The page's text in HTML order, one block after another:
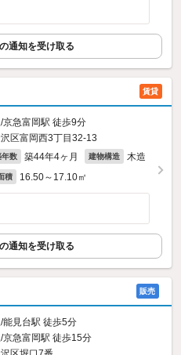
通知を受け取る
賃貸
急富岡駅 徒歩9分
区富岡西3丁目32-13
年数 築44年4ヶ月 建物構造 木造
積 16.50～17.10㎡
通知を受け取る
販売
能見台駅 徒歩5分
京急富岡駅 徒歩15分